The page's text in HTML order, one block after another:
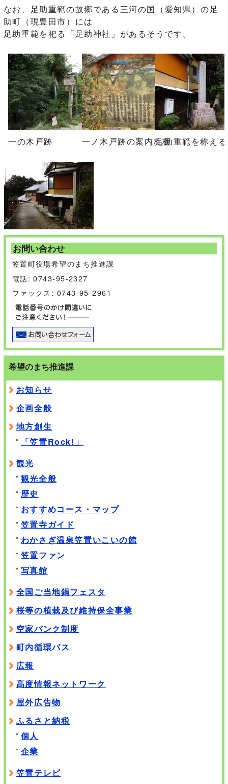
なお、足助重範の故郷である三河の国（愛知県）の足
助町（現豊田市）には
足助重範を祀る「足助神社」があるそうです。
一の木戸跡 一ノ木戸跡の案内札板足助重範を称え
お問い合わせ
笠置町役場希望のまち推進課
電話: 0743-95-2327
ファックス: 0743-95-2961
希望のまち推進課
お知らせ
企画全般
地方創生
「笠置Rock!」
観光
観光全般
歴史
おすすめコース・マップ
笠置寺ガイド
わかさぎ温泉笠置いこいの館
笠置ファン
写真館
全国ご当地鍋フェスタ
桜等の植栽及び維持保全事業
空家バンク制度
町内循環バス
広報
高度情報ネットワーク
屋外広告物
ふるさと納税
個人
企業
笠置テレビ